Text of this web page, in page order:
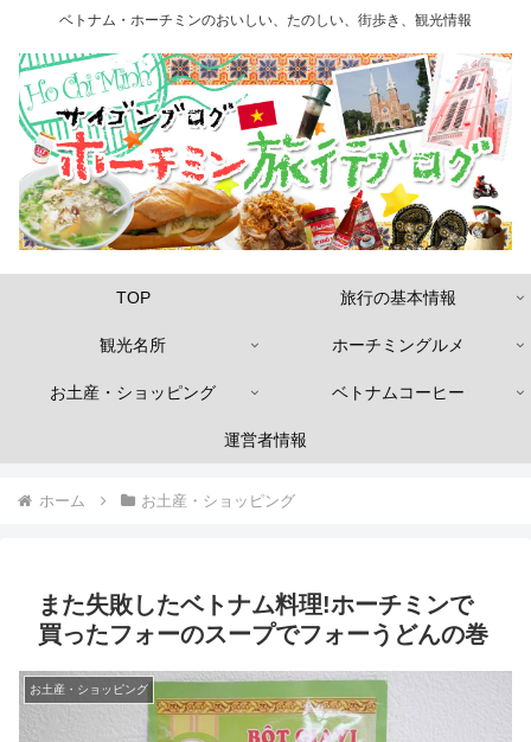
ベトナム・ホーチミンのおいしい、たのしい、街歩き、観光情報
TOP 旅行の基本情報
観光名所 ホーチミングルメ
お土産・ショッピング ベトナムコーヒー
運営者情報
ホーム お土産・ショッピング
また失敗したベトナム料理!ホーチミンで
買ったフォーのスープでフォーうどんの巻
お土産・ショッピング